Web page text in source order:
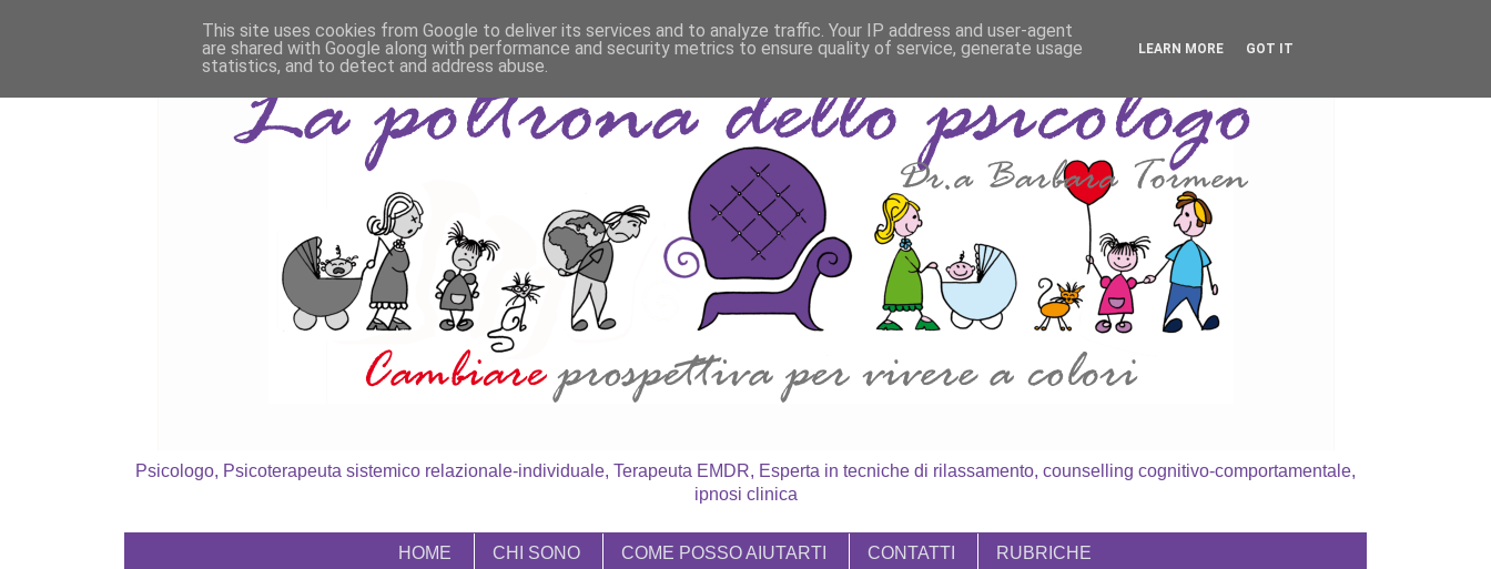
Psicologo, Psicoterapeuta sistemico relazionale-individuale, Terapeuta EMDR, Esperta in tecniche di rilassamento, counselling cognitivo-comportamentale,
ipnosi clinica
HOME CHI SONO COME POSSO AIUTARTI CONTATTI RUBRICHE
This site uses cookies from Google to deliver its services and to analyze traffic. Your IP address and user-agent
are shared with Google along with performance and security metrics to ensure quality of service, generate usage
statistics, and to detect and address abuse.
LEARN MORE GOT IT